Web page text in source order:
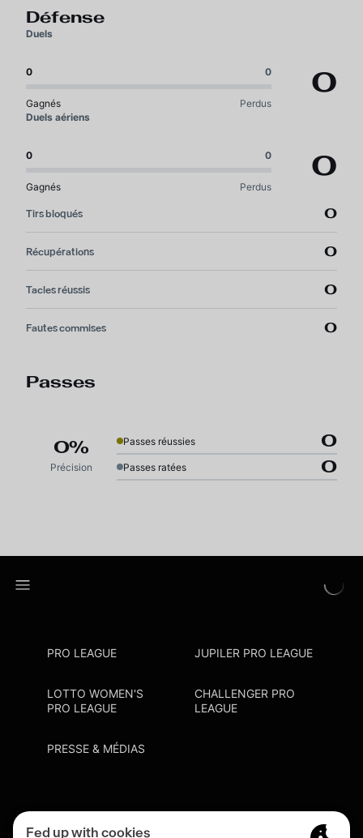
Défense
Duels
0 0
Gagnés Perdus
0
Duels aériens
0 0
Gagnés Perdus
0
Tirs bloqués 0
Récupérations 0
Tacles réussis 0
Fautes commises 0
Passes
0%
Précision
Passes réussies 0
Passes ratées 0
PRO LEAGUE JUPILER PRO LEAGUE
LOTTO WOMEN'S
PRO LEAGUE
CHALLENGER PRO
LEAGUE
PRESSE & MÉDIAS